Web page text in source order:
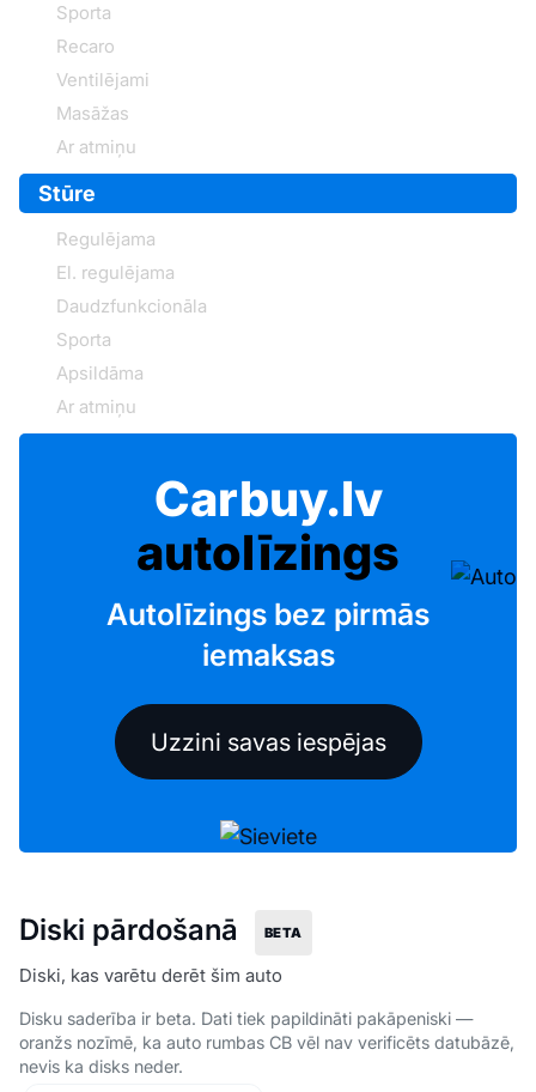
Sporta
Recaro
Ventilējami
Masāžas
Ar atmiņu
Stūre
Regulējama
El. regulējama
Daudzfunkcionāla
Sporta
Apsildāma
Ar atmiņu
Carbuy.lv
autolīzings
Autolīzings bez pirmās
iemaksas
Uzzini savas iespējas
Diski pārdošanā BETA
Diski, kas varētu derēt šim auto
Disku saderība ir beta. Dati tiek papildināti pakāpeniski —
oranžs nozīmē, ka auto rumbas CB vēl nav verificēts datubāzē,
nevis ka disks neder.